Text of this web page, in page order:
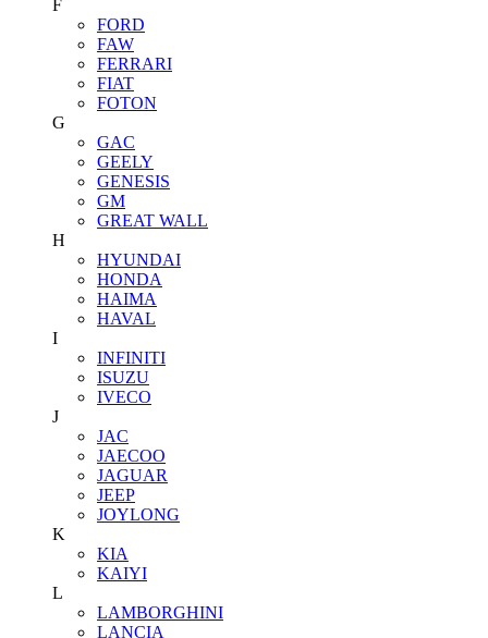
F
FORD
FAW
FERRARI
FIAT
FOTON
G
GAC
GEELY
GENESIS
GM
GREAT WALL
H
HYUNDAI
HONDA
HAIMA
HAVAL
I
INFINITI
ISUZU
IVECO
J
JAC
JAECOO
JAGUAR
JEEP
JOYLONG
K
KIA
KAIYI
L
LAMBORGHINI
LANCIA